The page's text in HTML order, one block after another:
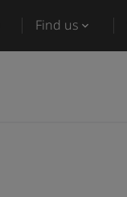
Find us